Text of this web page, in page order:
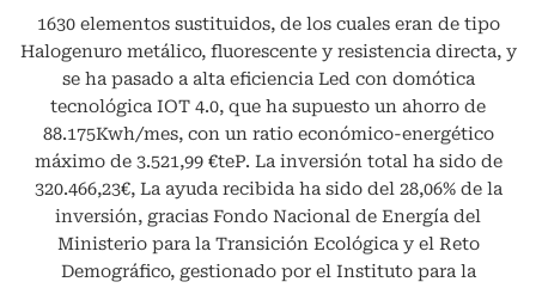
1630 elementos sustituidos, de los cuales eran de tipo
Halogenuro metálico, fluorescente y resistencia directa, y
se ha pasado a alta eficiencia Led con domótica
tecnológica IOT 4.0, que ha supuesto un ahorro de
88.175Kwh/mes, con un ratio económico-energético
máximo de 3.521,99 €teP. La inversión total ha sido de
320.466,23€, La ayuda recibida ha sido del 28,06% de la
inversión, gracias Fondo Nacional de Energía del
Ministerio para la Transición Ecológica y el Reto
Demográfico, gestionado por el Instituto para la